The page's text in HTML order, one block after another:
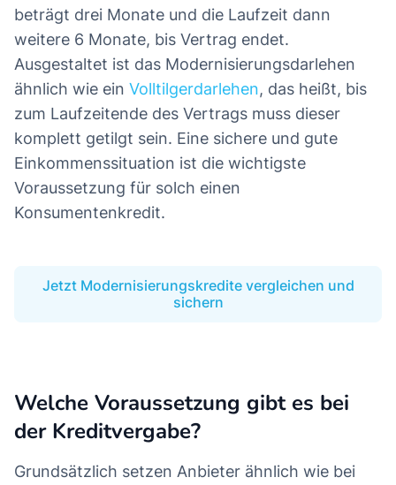
beträgt drei Monate und die Laufzeit dann
weitere 6 Monate, bis Vertrag endet.
Ausgestaltet ist das Modernisierungsdarlehen
ähnlich wie ein Volltilgerdarlehen, das heißt, bis
zum Laufzeitende des Vertrags muss dieser
komplett getilgt sein. Eine sichere und gute
Einkommenssituation ist die wichtigste
Voraussetzung für solch einen
Konsumentenkredit.
Jetzt Modernisierungskredite vergleichen und
sichern
Welche Voraussetzung gibt es bei
der Kreditvergabe?
Grundsätzlich setzen Anbieter ähnlich wie bei